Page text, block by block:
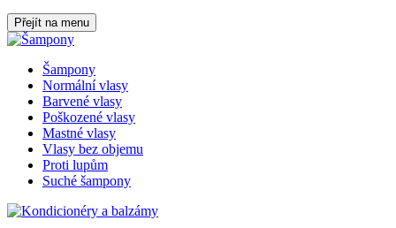
Přejít na menu
Šampony
Normální vlasy
Barvené vlasy
Poškozené vlasy
Mastné vlasy
Vlasy bez objemu
Proti lupům
Suché šampony